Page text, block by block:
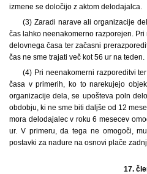
izmene se določijo z aktom delodajalca.
(3) Zaradi narave ali organizacije
čas lahko neenakomerno razporejen.
delovnega časa ter začasni
čas ne sme trajati več kot 56 ur na teden.
(4) Pri neenakomerni razporeditvi
časa v primerih, ko to narekujejo
organizacije dela, se upošteva poln
obdobju, ki ne sme biti daljše od 12
mora delodajalec v roku 6 mesecev
ur. V primeru, da tega ne omogoči,
postavki za nadure na osnovi plače
17.